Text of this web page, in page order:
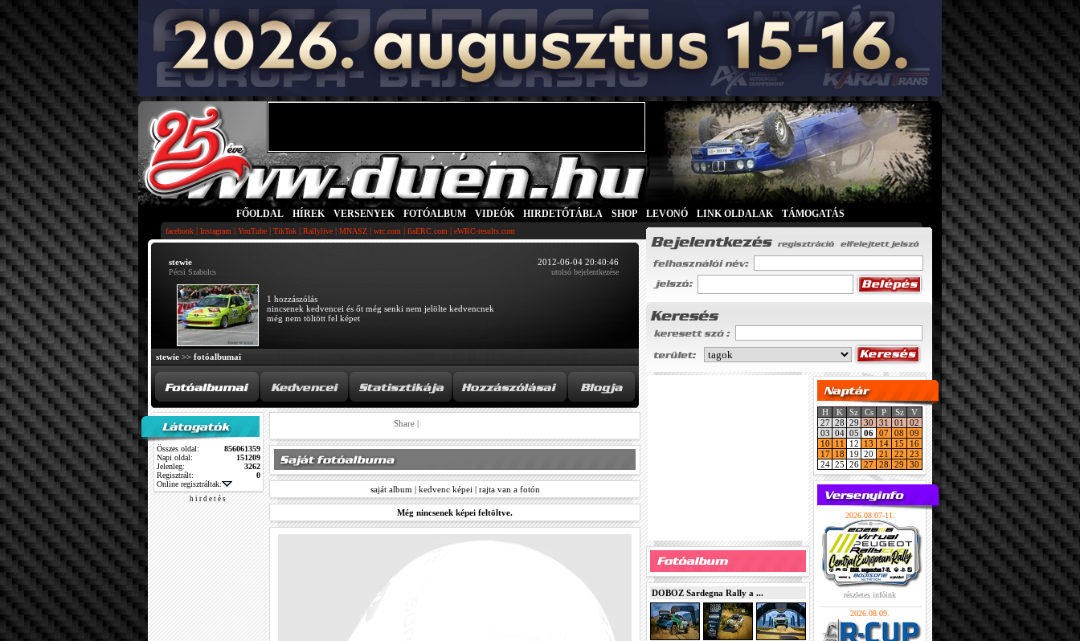
FŐOLDAL HÍREK VERSENYEK FOTÓALBUM VIDEÓK HIRDETŐTÁBLA SHOP LEVONÓ LINK OLDALAK TÁMOGATÁS
facebook | Instagram | YouTube | TikTok | Rallylive | MNASZ | wrc.com | fiaERC.com | eWRC-results.com
stewie
Pécsi Szabolcs
2012-06-04 20:40:46
utolsó bejelentkezése
1 hozzászólás
nincsenek kedvencei és őt még senki nem jelölte kedvencnek
még nem töltött fel képet
stewie >> fotóalbumai
Összes oldal:
856061359
Napi oldal:
151209
Jelenleg:
3262
Regisztrált:
0
Online regisztráltak:
h i r d e t é s
Share |
saját album | kedvenc képei | rajta van a fotón
Még nincsenek képei feltöltve.
DOBOZ Sardegna Rally a ...
H K Sz Cs P Sz
V
27 28 29 30 31 01
02
03 04 05 06 07 08
09
10
11 12 13 14 15
16
17
18 19 20 21 22
23
24 25 26 27 28 29 30
2026.08.07-11.
részletes infóink
2026.08.09.